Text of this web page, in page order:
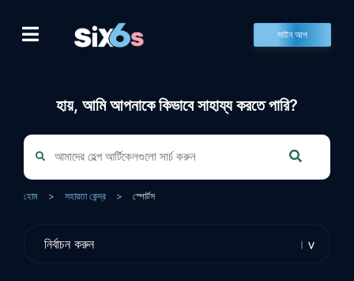
content
সাইন আপ
হায়, আমি আপনাকে কিভাবে সাহায্য করতে পারি?
হোম > সহায়তা কেন্দ্র > স্পোর্টস